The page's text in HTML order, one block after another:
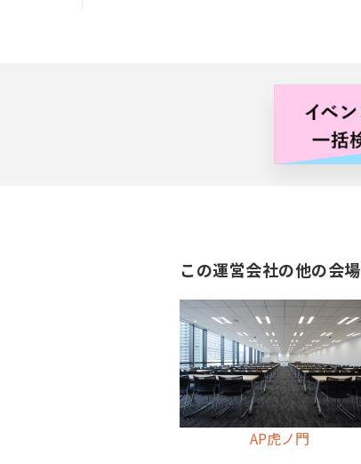
この運営会社の他の会場
AP虎ノ門